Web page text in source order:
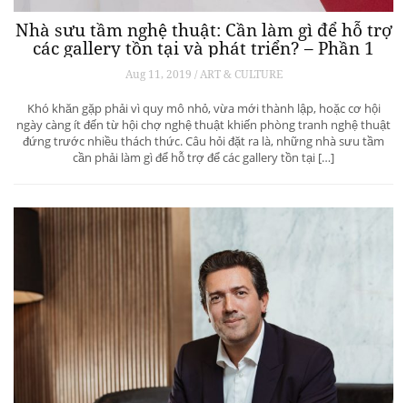
Nhà sưu tầm nghệ thuật: Cần làm gì để hỗ trợ
các gallery tồn tại và phát triển? – Phần 1
Aug 11, 2019 / ART & CULTURE
Khó khăn gặp phải vì quy mô nhỏ, vừa mới thành lập, hoặc cơ hội
ngày càng ít đến từ hội chợ nghệ thuật khiến phòng tranh nghệ thuật
đứng trước nhiều thách thức. Câu hỏi đặt ra là, những nhà sưu tầm
cần phải làm gì để hỗ trợ để các gallery tồn tại […]